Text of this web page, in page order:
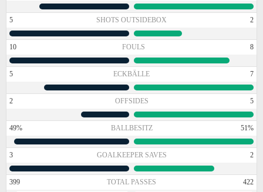
5 SHOTS OUTSIDEBOX 2
10 FOULS 8
5 ECKBÄLLE 7
2 OFFSIDES 5
49% BALLBESITZ 51%
3 GOALKEEPER SAVES 2
399 TOTAL PASSES 422